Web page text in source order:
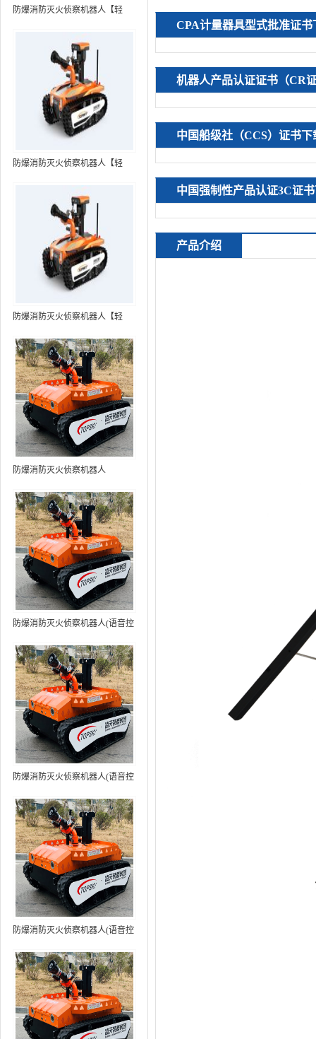
防爆消防灭火侦察机器人【轻
装置+语音控制+跟随功能+5G控
防爆消防灭火侦察机器人【轻
装置+语音控制+跟随功能+5G控
制+水炮跟踪火焰）RXR-
MC80BD（第8代）
防爆消防灭火侦察机器人【轻
装置+语音控制+跟随功能+5G控
制+水炮跟踪火焰+自主导航）
防爆消防灭火侦察机器人
防爆消防灭火侦察机器人(语音控
MC80BD（第6代）
防爆消防灭火侦察机器人(语音控
RXR-MC80BD（第7代）
防爆消防灭火侦察机器人(语音控
火焰）中型RXR-MC80BD（第8
代）
CPA计量器具型式批准证书
机器人产品认证证书（CR
中国船级社（CCS）证书下
中国强制性产品认证3C证
产品介绍